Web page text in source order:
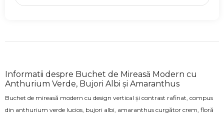
Informatii despre Buchet de Mireasă Modern cu
Anthurium Verde, Bujori Albi și Amaranthus
Buchet de mireasă modern cu design vertical și contrast rafinat, compus
din anthurium verde lucios, bujori albi, amaranthus curgător crem, floră